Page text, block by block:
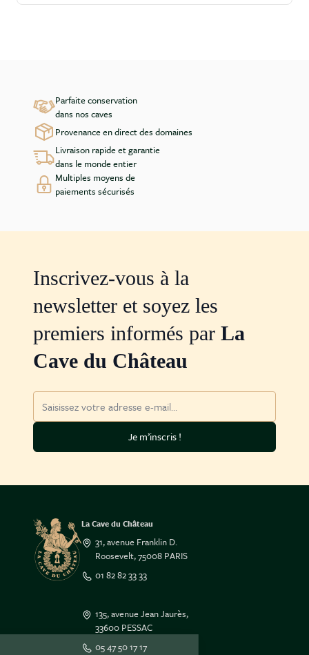
Salut c'est nous...
Parfaite conservation
dans nos caves
Provenance en direct des domaines
Livraison rapide et garantie
dans le monde entier
Multiples moyens de
paiements sécurisés
Inscrivez-vous à la
newsletter et soyez les
premiers informés par La
Cave du Château
Je m’inscris !
La Cave du Château
31, avenue Franklin D.
Roosevelt, 75008 PARIS
01 82 82 33 33
135, avenue Jean Jaurès,
33600 PESSAC
05 47 50 17 17